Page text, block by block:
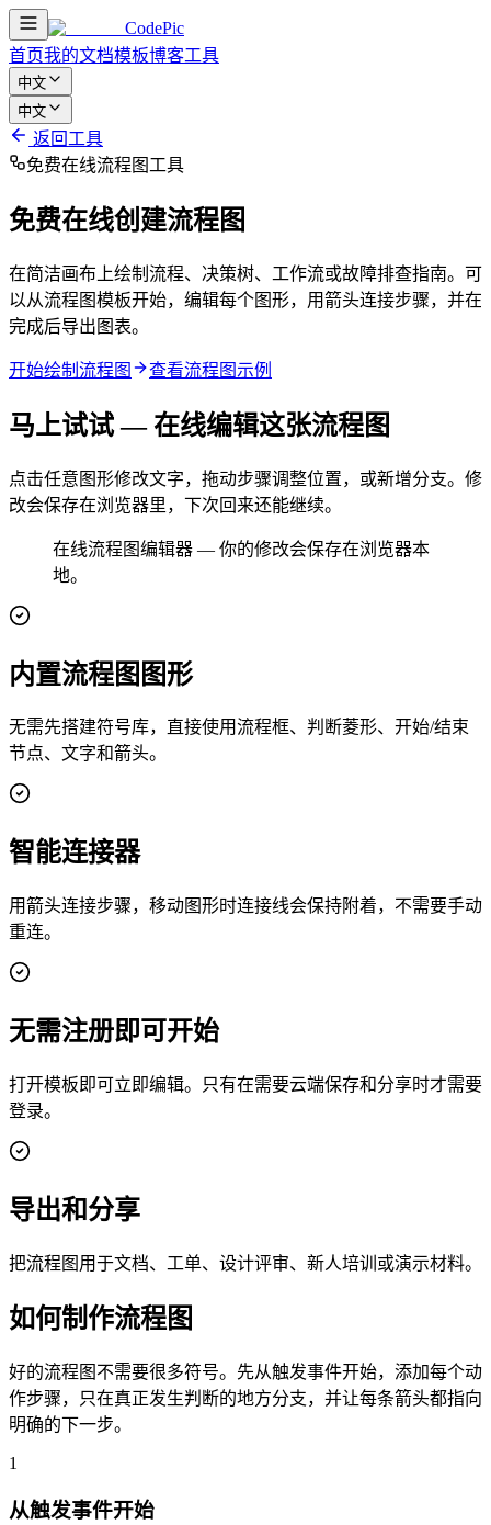
CodePic
首页我的文档模板博客工具
中文
中文
返回工具
免费在线流程图工具
免费在线创建流程图
在简洁画布上绘制流程、决策树、工作流或故障排查指南。可
以从流程图模板开始，编辑每个图形，用箭头连接步骤，并在
完成后导出图表。
开始绘制流程图 查看流程图示例
马上试试 — 在线编辑这张流程图
点击任意图形修改文字，拖动步骤调整位置，或新增分支。修
改会保存在浏览器里，下次回来还能继续。
在线流程图编辑器 — 你的修改会保存在浏览器本
地。
内置流程图图形
无需先搭建符号库，直接使用流程框、判断菱形、开始/结束
节点、文字和箭头。
智能连接器
用箭头连接步骤，移动图形时连接线会保持附着，不需要手动
重连。
无需注册即可开始
打开模板即可立即编辑。只有在需要云端保存和分享时才需要
登录。
导出和分享
把流程图用于文档、工单、设计评审、新人培训或演示材料。
如何制作流程图
好的流程图不需要很多符号。先从触发事件开始，添加每个动
作步骤，只在真正发生判断的地方分支，并让每条箭头都指向
明确的下一步。
1
从触发事件开始